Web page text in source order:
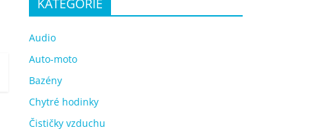
KATEGORIE
Audio
Auto-moto
Bazény
Chytré hodinky
Čističky vzduchu